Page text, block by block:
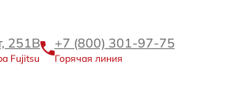
251В
Fujitsu
+7 (800) 301-97-75
Горячая линия